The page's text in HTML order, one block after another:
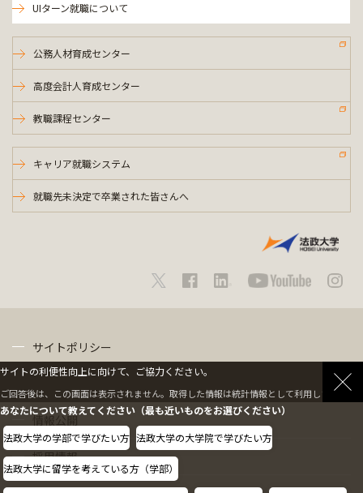
UIターン就職について
公務人材育成センター
高度会計人育成センター
教職課程センター
キャリア就職システム
就職先未決定で卒業された皆さんへ
サイトポリシー
情報公開
採用情報
サイトの利便性向上に向けて、ご協力ください。
ご回答後は、この画面は表示されません。取得した情報は統計情報として利用します。
あなたについて教えてください（最も近いものをお選びください）
法政大学の学部で学びたい方 法政大学の大学院で学びたい方
法政大学に留学を考えている方（学部）